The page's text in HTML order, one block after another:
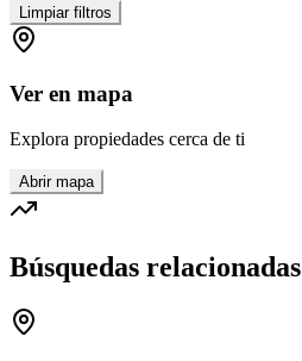
Limpiar filtros
Ver en mapa
Explora propiedades cerca de ti
Abrir mapa
Búsquedas relacionadas